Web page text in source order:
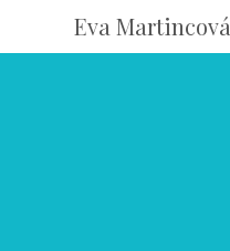
Eva Martincová